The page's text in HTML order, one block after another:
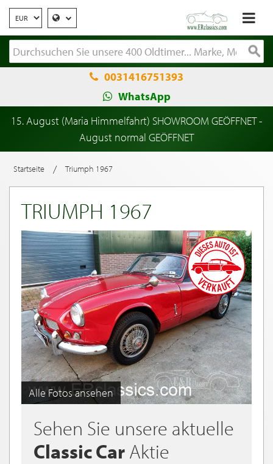
0031416751393
WhatsApp
15. August (Maria Himmelfahrt) SHOWROOM GEÖFFNET -
August normal GEÖFFNET
Startseite / Triumph 1967
TRIUMPH 1967
Alle Fotos ansehen
Sehen Sie unsere aktuelle
Classic Car Aktie